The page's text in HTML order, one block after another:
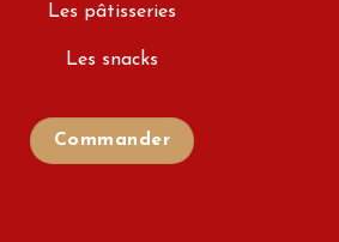
Les pâtisseries
Les snacks
Commander